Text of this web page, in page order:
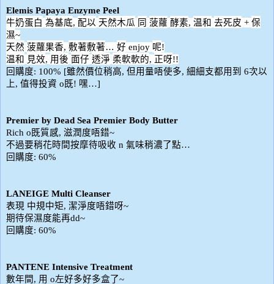
Elemis Papaya Enzyme Peel
牛奶蛋白 為基底, 配以 天然木瓜 同 菠蘿 酵素, 温和 去死皮 + 保
濕~
天然 菠蘿果香, 敷著敷著… 好 enjoy 呢!
温和 見效, 用後 面仔 透淨 柔軟軟的, 正呀!!
回購度: 100% [雖然價位稍高, 但用量唔使多, 細細支都用到 6次以
上, 值得投資 o既! 嘿…]
Premier by Dead Sea Premier Body Butter
Rich o既質感, 滋潤度唔錯~
不過要稍花時間按摩待吸收 n 氣味稍濃了點…
回購度: 60%
LANEIGE Multi Cleanser
表現 中規中矩, 潔淨度唔錯呀~
期待保濕度能再dd~
回購度: 60%
PANTENE Intensive Treatment
數年間, 用 o左好多好多盒了~